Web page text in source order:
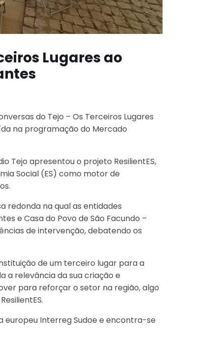
Lugares ao
do Tejo – Os Terceiros Lugares
na programação do Mercado
Tejo apresentou o projeto ResilientES,
Social (ES) como motor de
redonda na qual as entidades
e Casa do Povo de São Facundo –
de intervenção, debatendo os
de um terceiro lugar para a
a relevância da sua criação e
para reforçar o setor na região, algo
europeu Interreg Sudoe e encontra-se